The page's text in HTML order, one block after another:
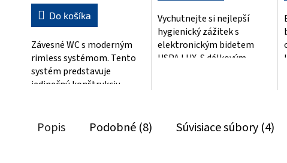
Do košíka
Závesné WC s moderným
rimless systémom. Tento
systém predstavuje
jedinečnú konštrukciu
hviezdičiek.
Vychutnejte si nejlepší
hygienický zážitek s
elektronickým bidetem
USPA LUX. S dálkovým
Popis Podobné (8) Súvisiace súbory (4)